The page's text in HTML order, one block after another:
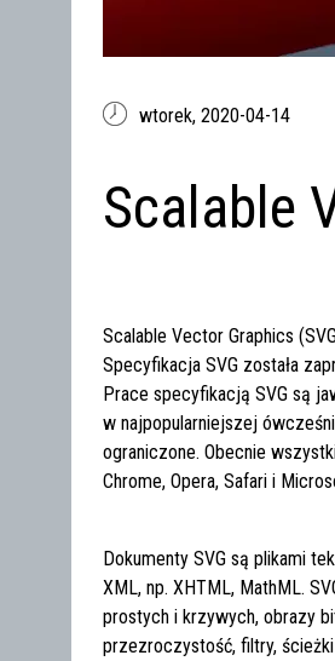
wtorek,2020-04-14
Scalable
Scalable Vector Graphics
Specyfikacja SVG została
Prace specyfikacją SVG są
w najpopularniejszej
ograniczone. Obecnie
Chrome, Opera, Safari i
Dokumenty SVG są plikami
XML, np. XHTML, MathML.
prostych i krzywych, obrazy
przezroczystość, filtry,